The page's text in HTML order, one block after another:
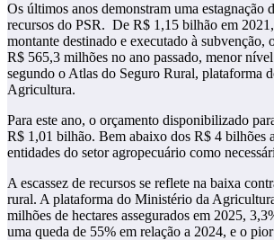
Os últimos anos demonstram uma estagnação
recursos do PSR. De R$ 1,15 bilhão em
montante destinado e executado à subvenção,
R$ 565,3 milhões no ano passado, menor
segundo o Atlas do Seguro Rural, plataforma
Agricultura.
Para este ano, o orçamento disponibilizado
R$ 1,01 bilhão. Bem abaixo dos R$ 4 bilhões
entidades do setor agropecuário como
A escassez de recursos se reflete na baixa
rural. A plataforma do Ministério da
milhões de hectares assegurados em 2025,
uma queda de 55% em relação a 2024, e o